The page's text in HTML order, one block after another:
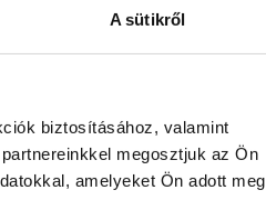
A sütikről
biztosításához, valamint
megosztjuk az Ön
amelyeket Ön adott meg